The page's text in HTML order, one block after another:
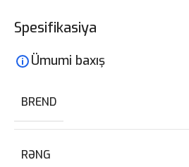
Spesifikasiya
Ümumi baxış
BREND
RƏNG